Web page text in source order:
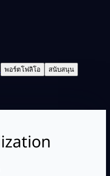
พอร์ตโฟลิโอ
สนับสนุน